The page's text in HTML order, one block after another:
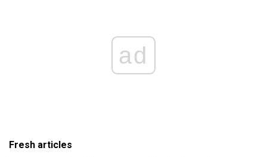
ad
Fresh articles